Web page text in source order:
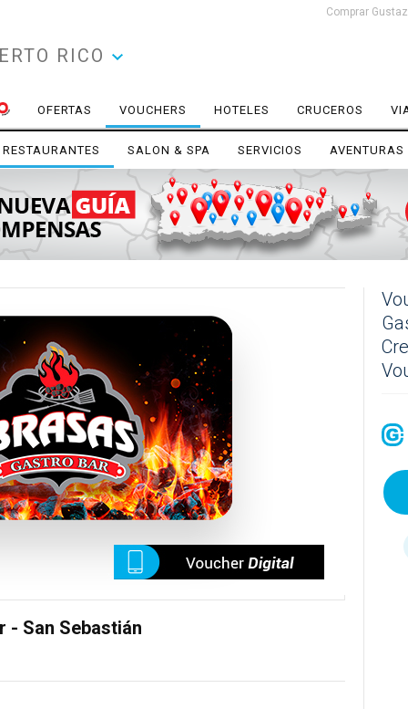
RICO
Comprar
OFERTAS VOUCHERS HOTELES CRUCEROS
RESTAURANTES SALON & SPA SERVICIOS AVENTURAS
- San Sebastián